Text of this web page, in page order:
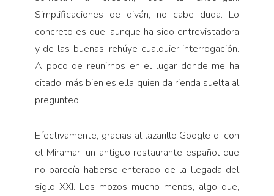
Simplificaciones de diván, no cabe duda. Lo
concreto es que, aunque ha sido entrevistadora
y de las buenas, rehúye cualquier interrogación.
A poco de reunirnos en el lugar donde me ha
citado, más bien es ella quien da rienda suelta al
pregunteo.
Efectivamente, gracias al lazarillo Google di con
el Miramar, un antiguo restaurante español que
no parecía haberse enterado de la llegada del
siglo XXI. Los mozos mucho menos, algo que,